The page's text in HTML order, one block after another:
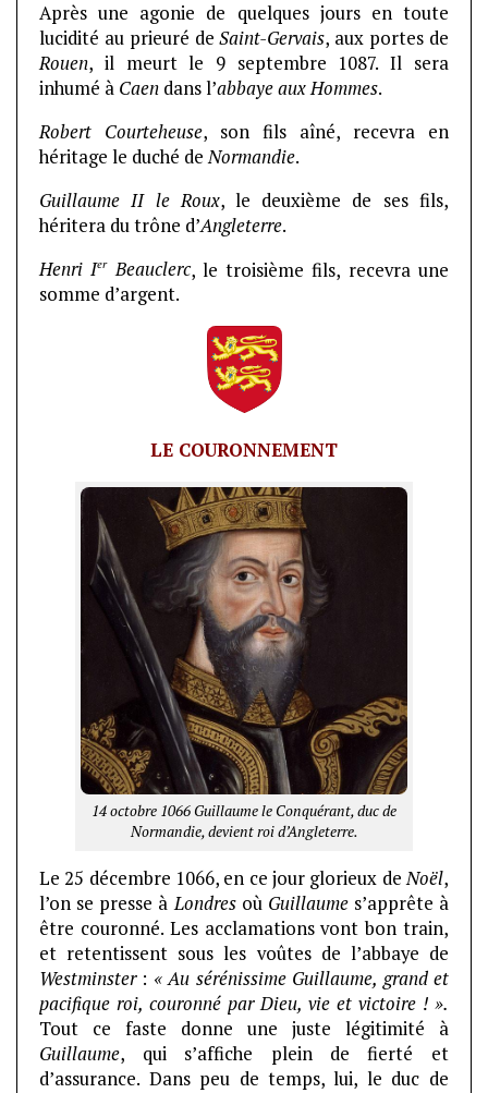
Après une agonie de quelques jours en toute
lucidité au prieuré deSaint-Gervais, aux portes de
Rouen, il meurt le 9 septembre 1087. Il sera
inhumé à Caen dans l’abbaye aux Hommes.
Robert Courteheuse, son fils aîné, recevra en
héritage le duché deNormandie.
Guillaume II le Roux, le deuxième de ses fils,
héritera du trône d’Angleterre.
Henri IerBeauclerc, le troisième fils, recevra une
somme d’argent.
LE COURONNEMENT
14 octobre 1066 Guillaume le Conquérant, duc de
Normandie, devient roi d’Angleterre.
Le 25 décembre 1066, en ce jour glorieux deNoël,
l’on se presse àLondresoù Guillaume s’apprête à
être couronné. Les acclamations vont bon train,
et retentissent sous les voûtes de l’abbaye de
Westminster : « Au sérénissime Guillaume, grand et
pacifique roi, couronné par Dieu, vie et victoire ! ».
Tout ce faste donne une juste légitimité à
Guillaume, qui s’affiche plein de fierté et
d’assurance. Dans peu de temps, lui, le duc de